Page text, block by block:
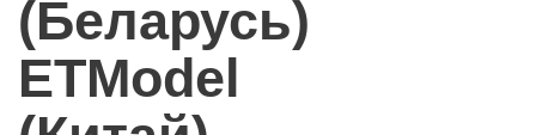
(Беларусь)
ETModel